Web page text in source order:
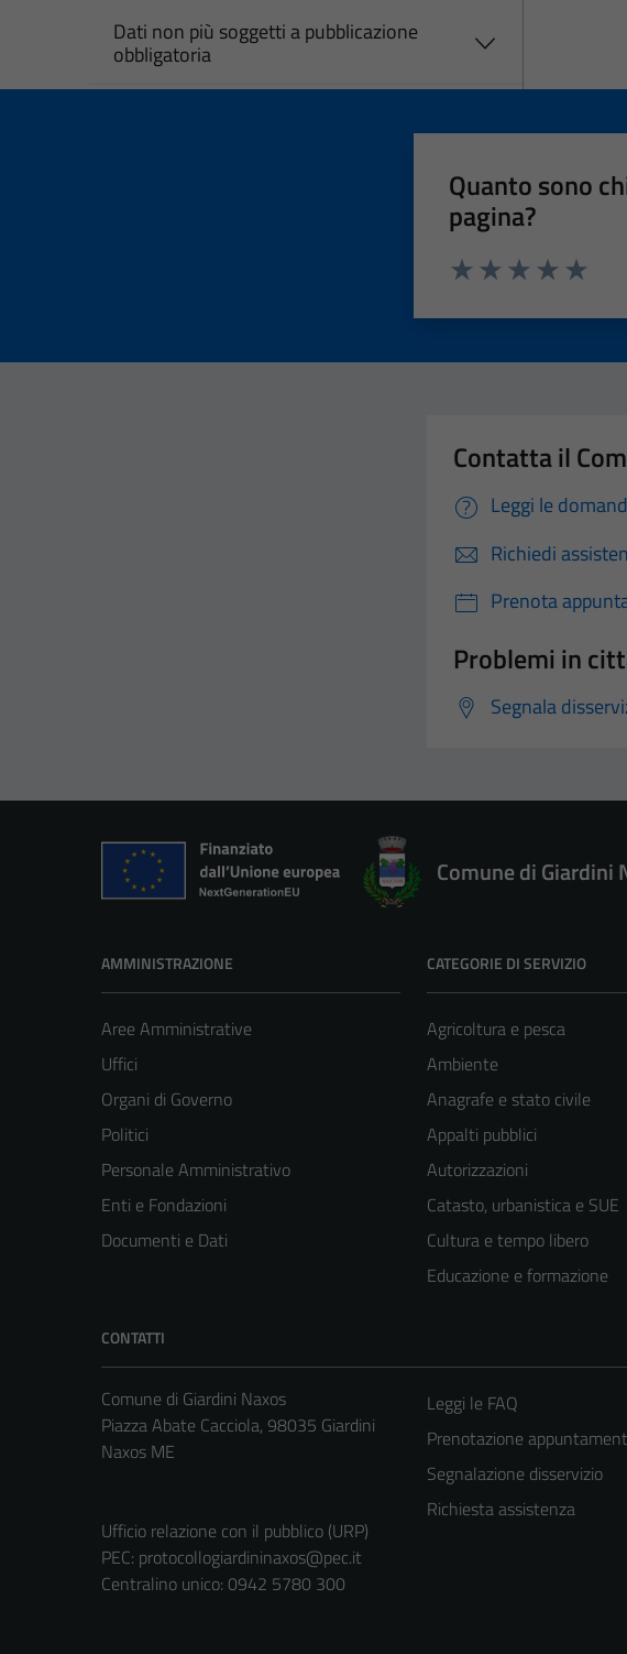
Dati non più soggetti a pubblicazione
obbligatoria
Quanto sono
pagina?
Contatta il
Leggi le
Richiedi
Prenota
Problemi in
Segnala
Comune di Giardini
AMMINISTRAZIONE
Aree Amministrative
Uffici
Organi di Governo
Politici
Personale Amministrativo
Enti e Fondazioni
Documenti e Dati
CATEGORIE DI SERVIZIO
Agricoltura e pesca
Ambiente
Anagrafe e stato civile
Appalti pubblici
Autorizzazioni
Catasto, urbanistica e SUE
Cultura e tempo libero
Educazione e formazione
CONTATTI
Comune di Giardini Naxos
Piazza Abate Cacciola, 98035 Giardini
Naxos ME
Ufficio relazione con il pubblico (URP)
PEC: protocollogiardininaxos@pec.it
Centralino unico: 0942 5780 300
Leggi le FAQ
Prenotazione
Segnalazione disservizio
Richiesta assistenza